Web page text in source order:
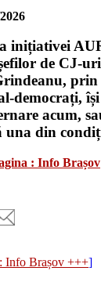
inițiativei
de CJ-
democrați,
acum,
una din
: Info Brașov
Info Brașov +++]